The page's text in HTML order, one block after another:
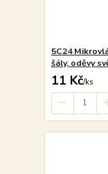
5C24
šály, oděvy
11 Kč/ks